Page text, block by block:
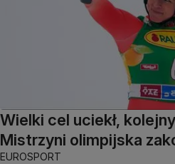
Wielki cel uciekł,
Mistrzyni olimpijska
EUROSPORT